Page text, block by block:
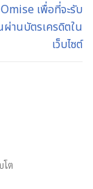
เพื่อที่จะรับ
ผ่านบัตรเครดิตใน
เว็บไซต์
โต